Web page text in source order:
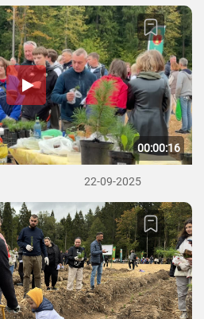
00:00:16
22-09-2025